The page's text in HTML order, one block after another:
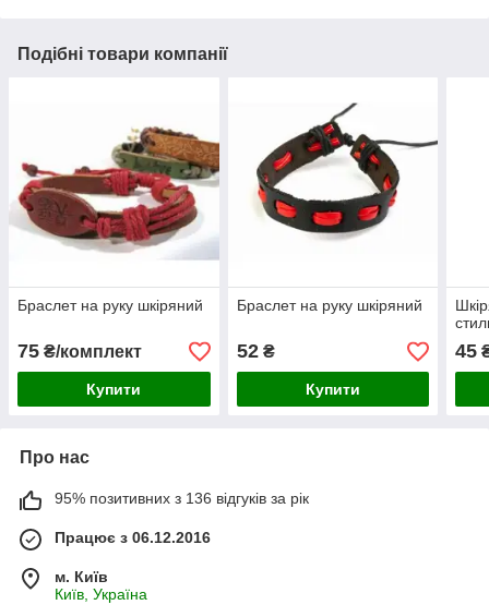
Подібні товари компанії
Браслет на руку шкіряний
75 ₴/комплект
Купити
Браслет на руку шкіряний
52₴
Купити
45
Про нас
95% позитивних з 136 відгуків за рік
Працює з 06.12.2016
м. Київ
Київ, Україна